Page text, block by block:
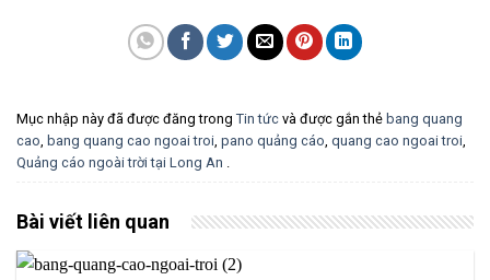
Mục nhập này đã được đăng trong Tin tức và được gắn thẻ bang quang
cao bang quang cao ngoai troi pano quảng cáo quang cao ngoai troi
Quảng cáo ngoài trời tại Long An
Bài viết liên quan